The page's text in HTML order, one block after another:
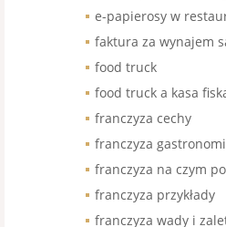
e-papierosy w
faktura za wynajem
food truck
food truck a kasa
franczyza cechy
franczyza
franczyza na czym
franczyza przykłady
franczyza wady i